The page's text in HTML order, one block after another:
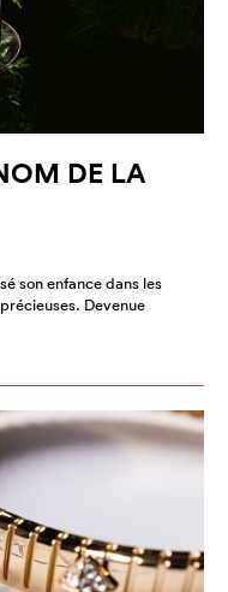
DE LA
son enfance dans les
Devenue